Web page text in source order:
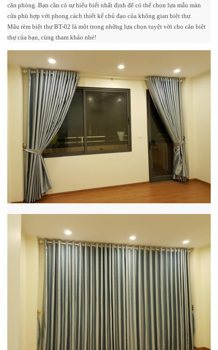
căn phòng. Bạn cần có sự hiểu biết nhất định để có thể chọn lựa mẫu màn
cửa phù hợp với phong cách thiết kế chủ đạo của không gian biệt thự.
Mãu rèm biệt thự BT-02 là một trong những lựa chọn tuyệt vời cho căn biệt
thự của bạn, cùng tham khảo nhé!